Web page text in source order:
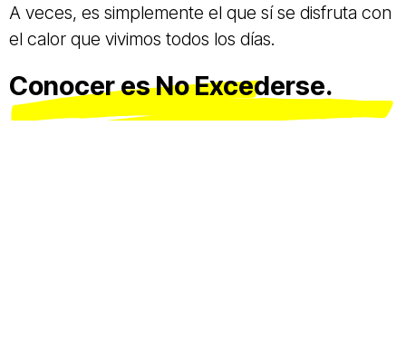
A veces, es simplemente el que sí se disfruta con
el calor que vivimos todos los días.
Conocer es No Excederse.